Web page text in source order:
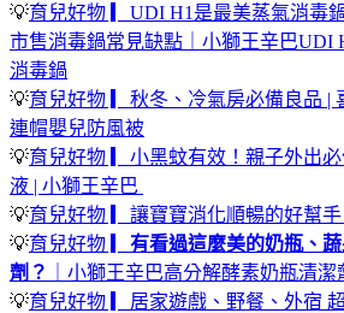
💡育兒好物 ▎UDI H1是最美蒸氣消毒
市售消毒鍋常見缺點｜小獅王辛巴UDI
消毒鍋
💡育兒好物 ▎秋冬、冷氣房必備良品 |
連帽嬰兒防風被
💡育兒好物 ▎小黑蚊有效！親子外出
液 | 小獅王辛巴
💡育兒好物 ▎讓寶寶消化順暢的好幫
💡育兒好物 ▎ 有看過這麼美的奶瓶、
劑？
｜小獅王辛巴高分解酵素奶瓶清潔
💡育兒好物 ▎居家遊戲、野餐、外宿